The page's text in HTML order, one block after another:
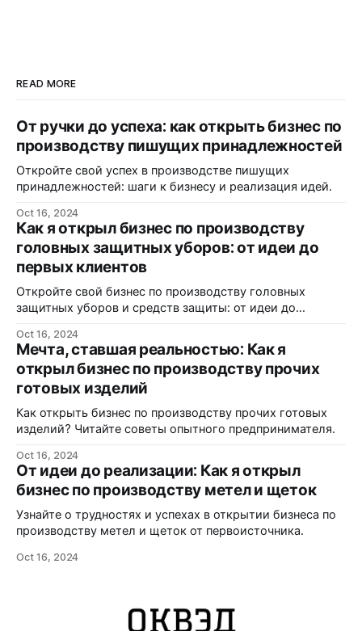
READ MORE
От ручки до успеха: как открыть бизнес по
производству пишущих принадлежностей
Откройте свой успех в производстве пишущих
принадлежностей: шаги к бизнесу и реализация идей.
Oct 16, 2024
Как я открыл бизнес по производству
головных защитных уборов: от идеи до
первых клиентов
Откройте свой бизнес по производству головных
защитных уборов и средств защиты: от идеи до
Oct 16, 2024
Мечта, ставшая реальностью: Как я
открыл бизнес по производству прочих
готовых изделий
Как открыть бизнес по производству прочих готовых
изделий? Читайте советы опытного предпринимателя.
Oct 16, 2024
От идеи до реализации: Как я открыл
бизнес по производству метел и щеток
Узнайте о трудностях и успехах в открытии бизнеса по
производству метел и щеток от первоисточника.
Oct 16, 2024